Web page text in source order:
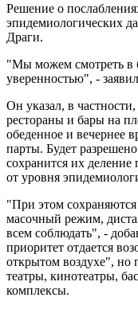
Решение о
эпидемиологических
Драги.
"Мы можем смотреть в
уверенностью", -
Он указал, в
рестораны и бары на
обеденное и вечернее
парты. Будет
сохранится их
от уровня
"При этом
масочный режим,
всем соблюдать", -
приоритет отдается
открытом воздухе", но
театры, кинотеатры,
комплексы.